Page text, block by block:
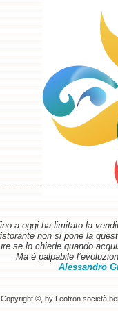
a oggi ha limitato la
non si pone la
se lo chiede quando
Ma è palpabile
Alessandro
Copyright ©, by Leotron società